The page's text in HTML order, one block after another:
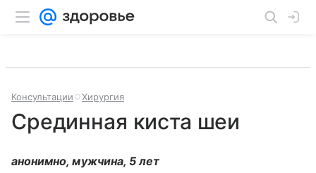
Консультации Хирургия
Cрединная киста шеи
анонимно, мужчина, 5 лет